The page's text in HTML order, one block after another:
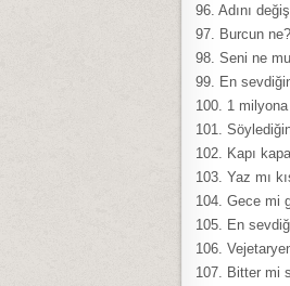
96. Adını
97. Burcun ne?
98. Seni ne
99. En
100. 1
101.
102. Kapı
103. Yaz mı
104. Gece mi
105. En
106.
107. Bitter mi